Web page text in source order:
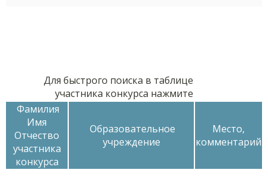
Для быстрого поиска в таблице
участника конкурса нажмите
Фамилия
Имя
Отчество
участника
конкурса
Образовательное
учреждение
Место,
комментарий